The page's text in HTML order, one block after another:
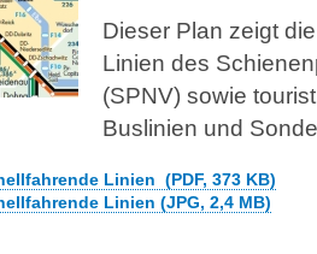
Dieser Plan zeigt
Linien des
(SPNV) sowie
Buslinien und
Linien (PDF, 373 KB)
Linien (JPG, 2,4 MB)